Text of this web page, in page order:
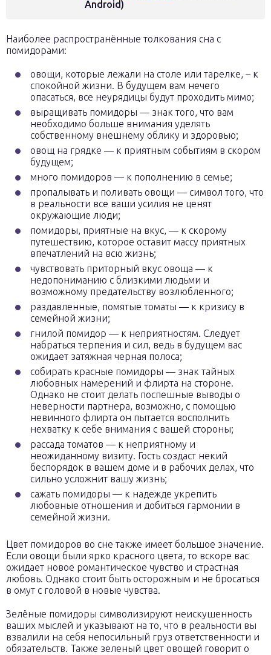
Android)
Наиболее распространённые толкования сна с
помидорами:
овощи, которые лежали на столе или тарелке, – к
спокойной жизни. В будущем вам нечего
опасаться, все неурядицы будут проходить мимо;
выращивать помидоры — знак того, что вам
необходимо больше внимания уделять
собственному внешнему облику и здоровью;
овощ на грядке — к приятным событиям в скором
будущем;
много помидоров — к пополнению в семье;
пропалывать и поливать овощи — символ того, что
в реальности все ваши усилия не ценят
окружающие люди;
помидоры, приятные на вкус, — к скорому
путешествию, которое оставит массу приятных
впечатлений на всю жизнь;
чувствовать приторный вкус овоща — к
недопониманию с близкими людьми и
возможному предательству возлюбленного;
раздавленные, помятые томаты — к кризису в
семейной жизни;
гнилой помидор — к неприятностям. Следует
набраться терпения и сил, ведь в будущем вас
ожидает затяжная черная полоса;
собирать красные помидоры — знак тайных
любовных намерений и флирта на стороне.
Однако не стоит делать поспешные выводы о
неверности партнера, возможно, с помощью
невинного флирта он пытается восполнить
нехватку к себе внимания с вашей стороны;
рассада томатов — к неприятному и
неожиданному визиту. Гость создаст некий
беспорядок в вашем доме и в рабочих делах, что
сильно усложнит вашу жизнь;
сажать помидоры — к надежде укрепить
любовные отношения и добиться гармонии в
семейной жизни.
Цвет помидоров во сне также имеет большое значение.
Если овощи были ярко красного цвета, то вскоре вас
ожидает новое романтическое чувство и страстная
любовь. Однако стоит быть осторожным и не бросаться
в омут с головой в новые чувства.
Зелёные помидоры символизируют неискушенность
ваших мыслей и указывают на то, что в реальности вы
взвалили на себя непосильный груз ответственности и
обязательств. Также зеленый цвет овощей говорит о